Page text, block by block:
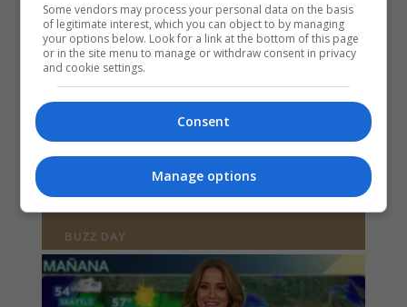
Some vendors may process your personal data on the basis
of legitimate interest, which you can object to by managing
your options below. Look for a link at the bottom of this page
or in the site menu to manage or withdraw consent in privacy
and cookie settings.
Consent
Manage options